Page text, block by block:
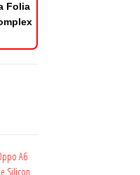
Folia
A6
Silicon